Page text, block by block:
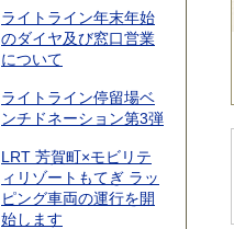
ライトライン年末年始
のダイヤ及び窓口営業
について
ライトライン停留場ベ
ンチドネーション第3弾
LRT 芳賀町×モビリテ
ィリゾートもてぎ ラッ
ピング車両の運行を開
始します